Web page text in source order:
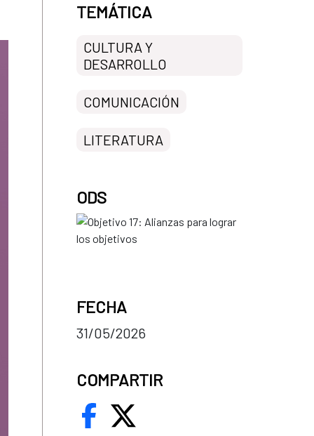
TEMÁTICA
CULTURA Y
DESARROLLO
COMUNICACIÓN
LITERATURA
ODS
FECHA
31/05/2026
COMPARTIR